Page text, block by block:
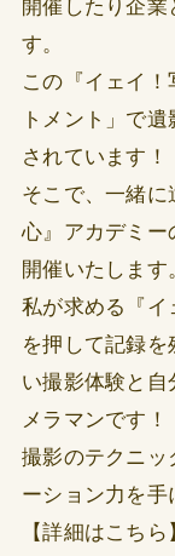
開催したり企
す。
この『イェイ
トメント」で
されています！
そこで、一緒
心』アカデミー
開催いたします
私が求める『イ
を押して記録
い撮影体験と
メラマンです！
撮影のテクニッ
ーション力を手
【詳細はこちら